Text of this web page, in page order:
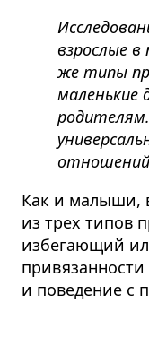
взрослые
же типы
Как и малыши,
из трех типов
избегающий
и поведение с